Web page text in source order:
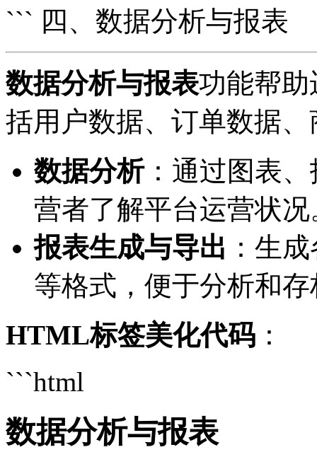
``` 四、数据分析与报表
数据分析与报表功能帮
括用户数据、订单数据
数据分析：通过图表
营者了解平台运营状况
报表生成与导出 ：生
等格式，便于分析和存
HTML标签美化代码 ：
```html
数据分析与报表